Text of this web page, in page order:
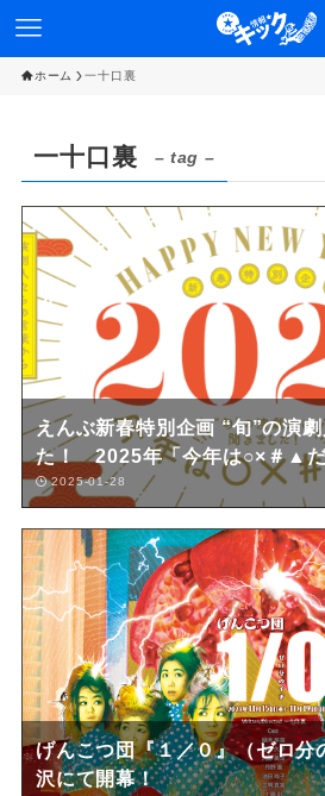
ホーム 一十口裏
一十口裏 – tag –
えんぶ新春特別企画 “旬”の演
た！ 2025年「今年は○×＃▲
2025-01-28
げんこつ団『１／０』（ゼロ分
沢にて開幕！